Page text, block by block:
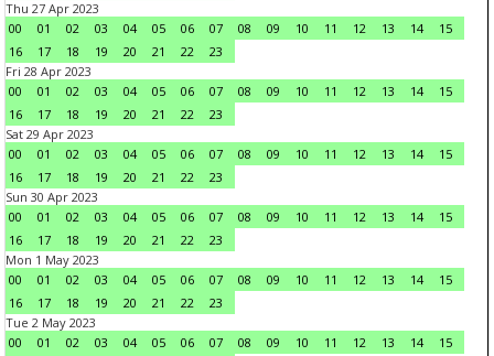
Thu 27 Apr 2023
00
01 02 03 04 05 06 07 08 09 10 11 12 13 14
15
16
17 18 19 20 21 22
23
Fri 28 Apr 2023
00
01 02 03 04 05 06 07 08 09 10 11 12 13 14
15
16
17 18 19 20 21 22
23
Sat 29 Apr 2023
00
01 02 03 04 05 06 07 08 09 10 11 12 13 14
15
16
17 18 19 20 21 22
23
Sun 30 Apr 2023
00
01 02 03 04 05 06 07 08 09 10 11 12 13 14
15
16
17 18 19 20 21 22
23
Mon 1 May 2023
00
01 02 03 04 05 06 07 08 09 10 11 12 13 14
15
16
17 18 19 20 21 22
23
Tue 2 May 2023
00
01 02 03 04 05 06 07 08 09 10 11 12 13 14
15